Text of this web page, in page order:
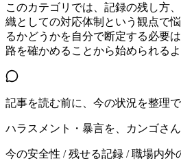
このカテゴリでは、記録の残し方
織としての対応体制という観点で
るかどうかを自分で断定する必要
路を確かめることから始められる
記事を読む前に、今の状況を整理
ハラスメント・暴言を、カンゴさ
今の安全性 / 残せる記録 / 職場内外